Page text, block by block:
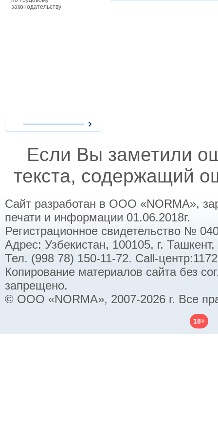
законодательству
Если Вы заметили
текста, содержащий
Сайт разработан в ООО «NORMA»,
печати и информации 01.06.2018г.
Регистрационное свидетельство №
Адрес: Узбекистан, 100105, г.
Тел. (998 78) 150-11-72. Call-
Копирование материалов сайта без
запрещено.
© ООО «NORMA», 2007-2026 г. Все
18+